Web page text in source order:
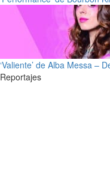
‘Valiente’ de Alba Messa –
Reportajes